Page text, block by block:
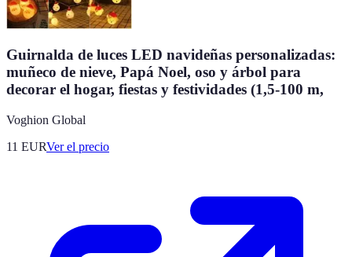
Guirnalda de luces LED navideñas personalizadas:
muñeco de nieve, Papá Noel, oso y árbol para
decorar el hogar, fiestas y festividades (1,5-100 m,
Voghion Global
11 EURVer el precio